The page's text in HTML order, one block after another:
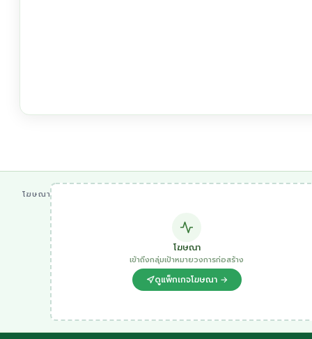
โฆษณา
โฆษณา
เข้าถึงกลุ่มเป้าหมายวงการก่อสร้าง
ดูแพ็กเกจโฆษณา →